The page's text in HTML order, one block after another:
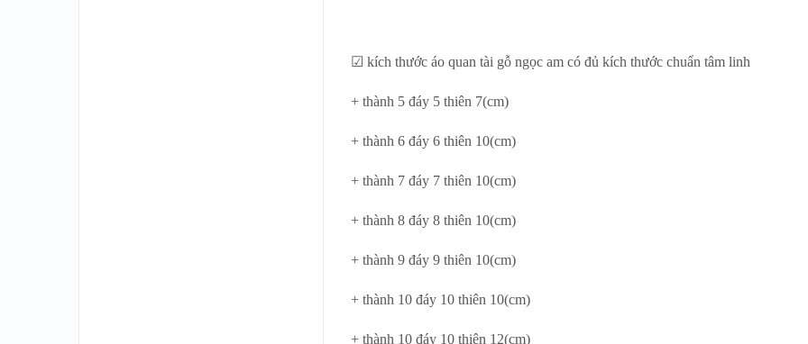
☑ kích thước áo quan tài gỗ ngọc am có đủ kích thước chuẩn tâm linh
+ thành 5 đáy 5 thiên 7(cm)
+ thành 6 đáy 6 thiên 10(cm)
+ thành 7 đáy 7 thiên 10(cm)
+ thành 8 đáy 8 thiên 10(cm)
+ thành 9 đáy 9 thiên 10(cm)
+ thành 10 đáy 10 thiên 10(cm)
+ thành 10 đáy 10 thiên 12(cm)